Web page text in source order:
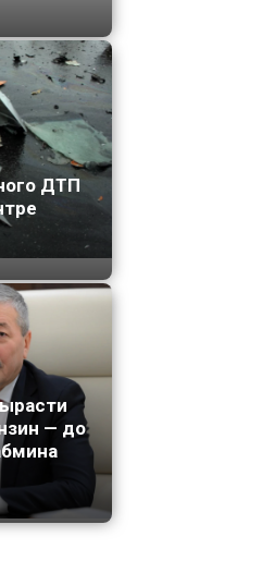
ДТП
— до